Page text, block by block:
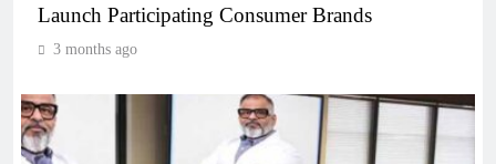
Launch Participating Consumer Brands
3 months ago